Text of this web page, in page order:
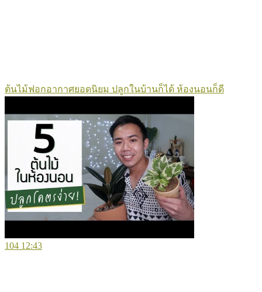
ต้นไม้ฟอกอากาศยอดนิยม ปลูกในบ้านก็ได้ ห้องนอนก็ดี
104 12:43